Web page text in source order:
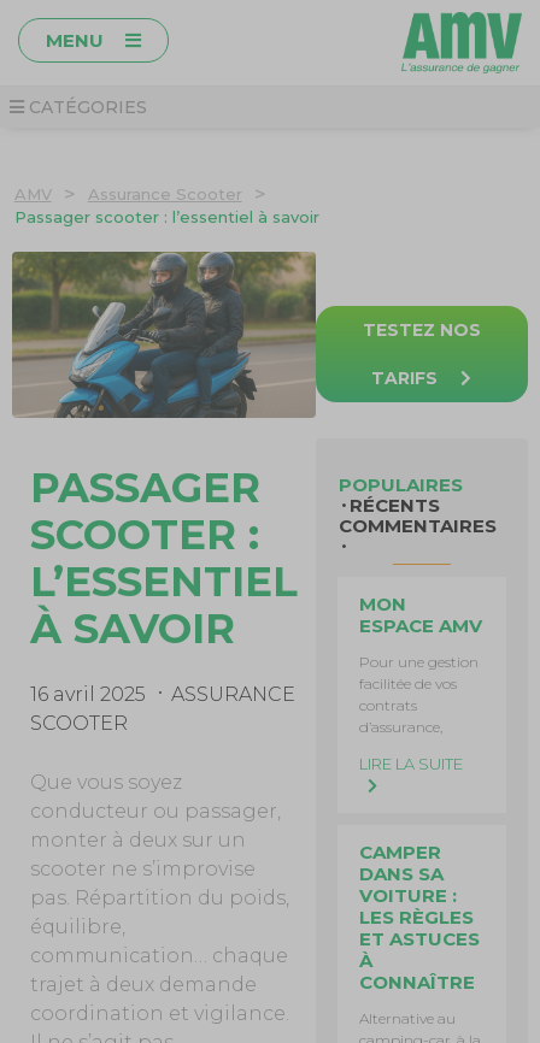
MENU
CATÉGORIES
AMV > Assurance Scooter >
Passager scooter : l’essentiel à savoir
PASSAGER
SCOOTER :
L’ESSENTIEL
À SAVOIR
16 avril 2025
ASSURANCE
SCOOTER
Que vous soyez
conducteur ou passager,
monter à deux sur un
scooter ne s’improvise
pas. Répartition du poids,
équilibre,
communication… chaque
trajet à deux demande
coordination et vigilance.
TESTEZ NOS
TARIFS
POPULAIRES
RÉCENTS
COMMENTAIRES
MON
ESPACE AMV
Pour une gestion
facilitée de vos
contrats
d’assurance,
LIRE LA SUITE
CAMPER
DANS SA
VOITURE :
LES RÈGLES
ET ASTUCES
À
CONNAÎTRE
Alternative au